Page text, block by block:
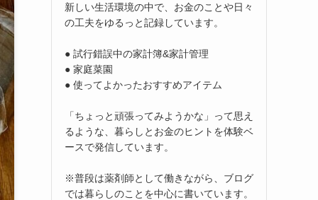
新しい生活環境の中で、お金のことや日々
の工夫をゆるっと記録しています。
● 試行錯誤中の家計簿&家計管理
● 家庭菜園
● 使ってよかったおすすめアイテム
「ちょっと頑張ってみようかな」って思え
るような、暮らしとお金のヒントを体験ベ
ースで発信しています。
※普段は薬剤師として働きながら、ブログ
では暮らしのことを中心に書いています。